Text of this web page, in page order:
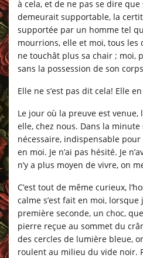
à cela, et de ne pas se dire
demeurait supportable, la
supportée par un homme tel
mourrions, elle et moi, tous les
ne touchât plus sa chair ; moi,
sans la possession de son
Elle ne s’est pas dit cela! Elle
Le jour où la preuve est venue,
elle, chez nous. Dans la minute
nécessaire, indispensable pour
en moi. Je n’ai pas hésité. Je
n’y a plus moyen de vivre, on
C’est tout de même curieux,
calme s’est fait en moi, lorsque
première seconde, un choc,
pierre reçue au sommet du
des cercles de lumière bleue,
roulent au milieu du vide noir.